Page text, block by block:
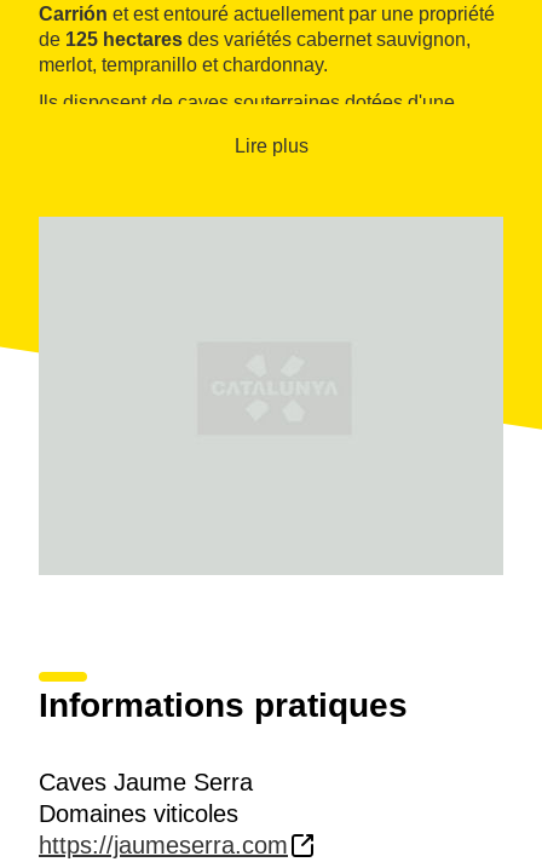
Carrión et est entouré actuellement par une propriété
de 125 hectares des variétés cabernet sauvignon,
merlot, tempranillo et chardonnay.
Ils disposent de caves souterraines dotées d'une
équipements de vinification sont préparés pour
Quant à l'emmagasinage, ils disposent de3 500
Lire plus
Informations pratiques
Caves Jaume Serra
Domaines viticoles
https://jaumeserra.com